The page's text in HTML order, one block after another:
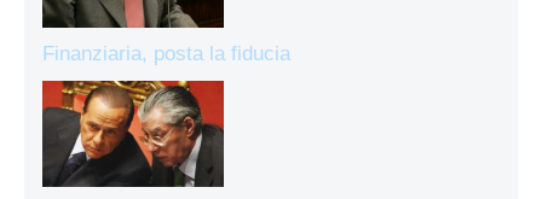
Finanziaria, posta la fiducia